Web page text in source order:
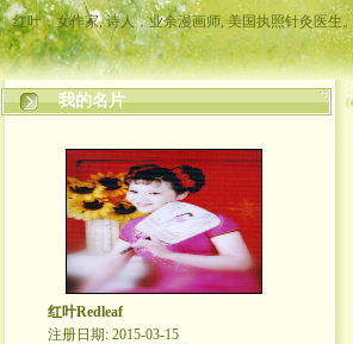
红叶，女作家, 诗人，业余漫画师, 美国执照针灸医
我的名片
红叶Redleaf
注册日期: 2015-03-15